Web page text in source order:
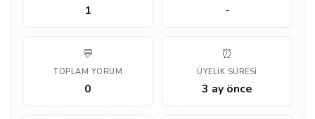
1 -
💬
TOPLAM YORUM
0
⏰
ÜYELIK SÜRESI
3 ay önce